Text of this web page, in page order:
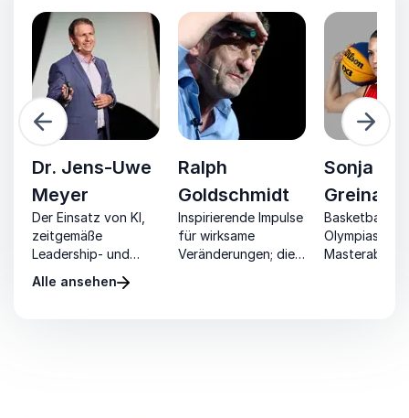
Dr. Jens-Uwe
Meyer
Der Einsatz von KI,
zeitgemäße
Leadership- und
sind die Wegbereiter
Ralph
Goldschmidt
Inspirierende Impulse
für wirksame
Veränderungen; die
Sonja
Alle ansehen